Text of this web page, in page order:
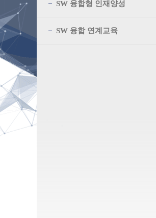
SW 융합형 인재양성
SW 융합 연계교육